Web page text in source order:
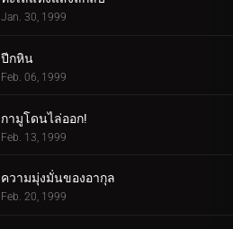
Jan. 30, 1999
ปีกหิน
Feb. 06, 1999
กามูโดนไล่ออก!
Feb. 13, 1999
ความมุ่งมั่นของอากุล
Feb. 20, 1999